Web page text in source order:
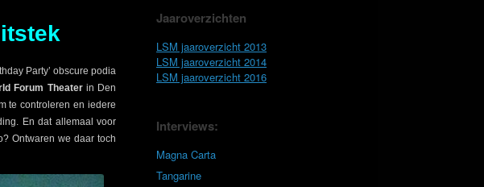
Party’ obscure podia
Forum Theaterin Den
te controleren en iedere
En dat allemaal voor
Ontwaren we daar toch
Jaaroverzichten
LSM jaaroverzicht 2013
LSM jaaroverzicht 2014
LSM jaaroverzicht 2016
Interviews:
Magna Carta
Tangarine